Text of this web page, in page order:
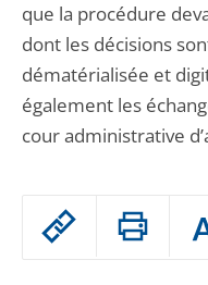
Passer
que la procédure
dont les décisions
dématérialisée et
également les
cour administrative